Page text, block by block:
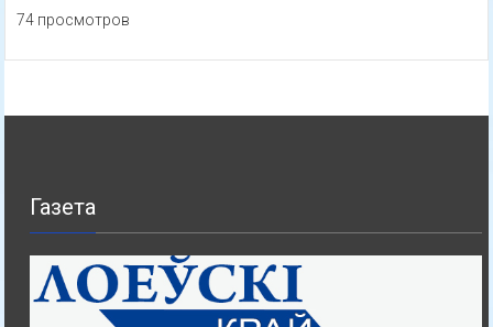
74 просмотров
Газета